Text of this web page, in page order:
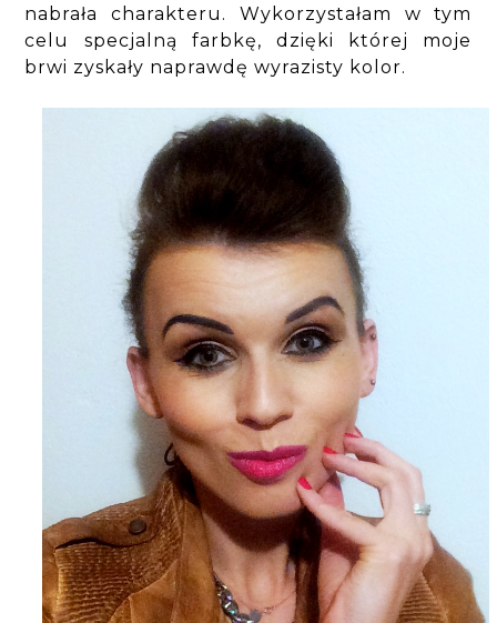
nabrała charakteru. Wykorzystałam w tym
celu specjalną farbkę, dzięki której moje
brwi zyskały naprawdę wyrazisty kolor.